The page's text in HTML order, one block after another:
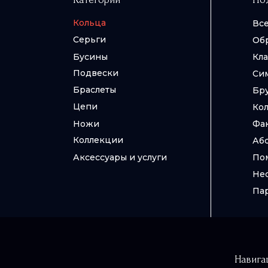
Кольца
Серьги
Бусины
Подвески
Браслеты
Цепи
Ножи
Коллекции
Аксессуары и услуги